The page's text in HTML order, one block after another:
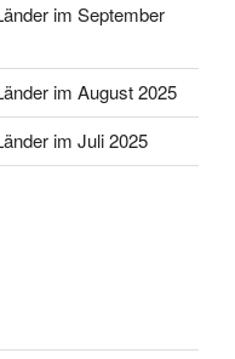
im September
im August 2025
im Juli 2025